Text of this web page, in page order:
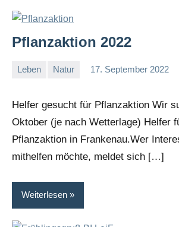
Pflanzaktion 2022
Leben Natur 17. September 2022
Helfer gesucht für Pflanzaktion Wir
Oktober (je nach Wetterlage) Helfer
Pflanzaktion in Frankenau.Wer
mithelfen möchte, meldet sich […]
Weiterlesen